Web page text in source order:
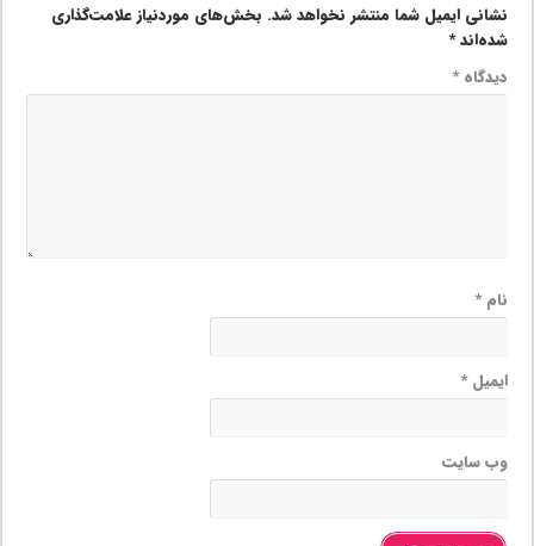
نشانی ایمیل شما منتشر نخواهد شد. بخش‌های موردنیاز علامت‌گذاری
شده‌اند*
دیدگاه*
نام*
ایمیل*
وب‌ سایت